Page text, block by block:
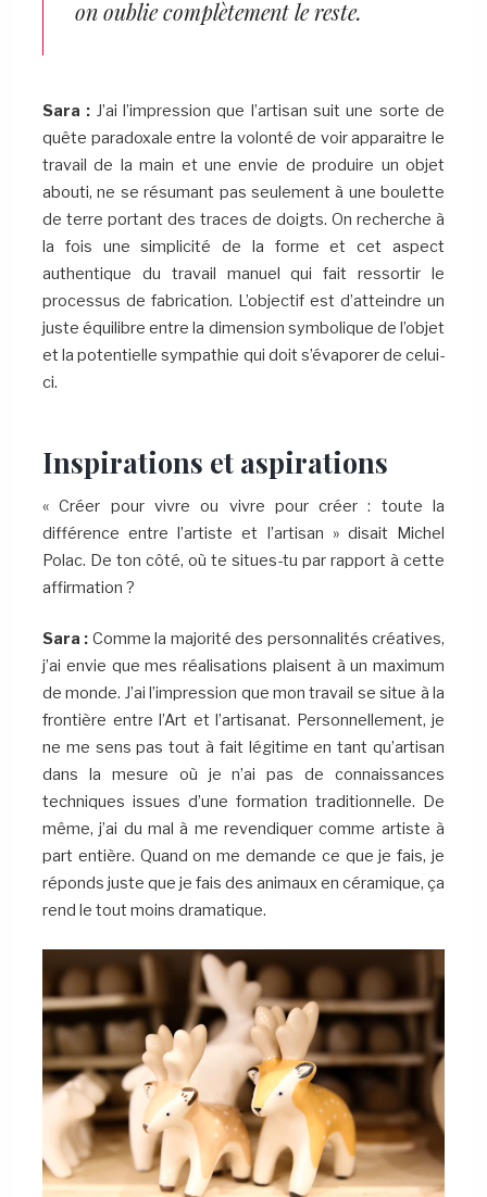
on oublie complètement le reste.
Sara : J’ai l’impression que l’artisan suit une sorte de
quête paradoxale entre la volonté de voir apparaitre le
travail de la main et une envie de produire un objet
abouti, ne se résumant pas seulement à une boulette
de terre portant des traces de doigts. On recherche à
la fois une simplicité de la forme et cet aspect
authentique du travail manuel qui fait ressortir le
processus de fabrication. L’objectif est d’atteindre un
juste équilibre entre la dimension symbolique de l’objet
et la potentielle sympathie qui doit s’évaporer de celui-
ci.
Inspirations et aspirations
« Créer pour vivre ou vivre pour créer : toute la
différence entre l’artiste et l’artisan » disait Michel
Polac. De ton côté, où te situes-tu par rapport à cette
affirmation ?
Sara : Comme la majorité des personnalités créatives,
j’ai envie que mes réalisations plaisent à un maximum
de monde. J’ai l’impression que mon travail se situe à la
frontière entre l’Art et l’artisanat. Personnellement, je
ne me sens pas tout à fait légitime en tant qu’artisan
dans la mesure où je n’ai pas de connaissances
techniques issues d’une formation traditionnelle. De
même, j’ai du mal à me revendiquer comme artiste à
part entière. Quand on me demande ce que je fais, je
réponds juste que je fais des animaux en céramique, ça
rend le tout moins dramatique.